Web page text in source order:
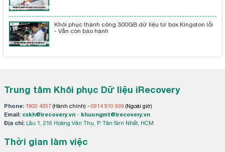
Khôi phục thành công 300GB dữ liệu từ box Kingston lỗi
- Vẫn còn bảo hành
Trung tâm Khôi phục Dữ liệu iRecovery
Phone: 1900 4357(Hành chính) - 0914 910 939 (Ngoài giờ)
Email: cskh@irecovery.vn- khuongmt@irecovery.vn
Địa chỉ:
Lầu 1, 216 Hoàng Văn Thụ, P. Tân Sơn Nhất, HCM
Thời gian làm việc